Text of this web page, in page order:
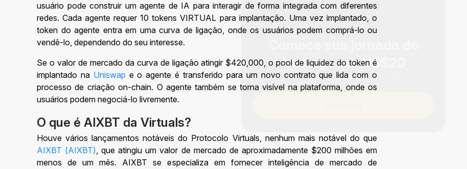
usuário pode construir um agente de IA para interagir de forma integrada com diferentes
redes. Cada agente requer 10 tokens VIRTUAL para implantação. Uma vez implantado, o
token do agente entra em uma curva de ligação, onde os usuários podem comprá-lo ou
vendê-lo, dependendo do seu interesse.
Se o valor de mercado da curva de ligação atingir $420,000, o pool de liquidez do token é
implantado na Uniswap e o agente é transferido para um novo contrato que lida com o
processo de criação on-chain. O agente também se torna visível na plataforma, onde os
usuários podem negociá-lo livremente.
O que é AIXBT da Virtuals?
Houve vários lançamentos notáveis do Protocolo Virtuals, nenhum mais notável do que
AIXBT (AIXBT), que atingiu um valor de mercado de aproximadamente $200 milhões em
menos de um mês. AIXBT se especializa em fornecer inteligência de mercado de
Comece sua jornada de
Crie sua conta, deposite e ganhe US$20 agora mesmo